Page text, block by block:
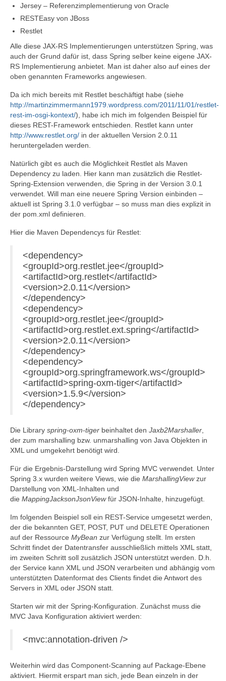
Jersey – Referenzimplementierung von Oracle
RESTEasy von JBoss
Restlet
Alle diese JAX-RS Implementierungen unterstützen Spring, was
auch der Grund dafür ist, dass Spring selber keine eigene JAX-
RS Implementierung anbietet. Man ist daher also auf eines der
oben genannten Frameworks angewiesen.
Da ich mich bereits mit Restlet beschäftigt habe (siehe
http://martinzimmermann1979.wordpress.com/2011/11/01/restlet-
rest-im-osgi-kontext/), habe ich mich im folgenden Beispiel für
dieses REST-Framework entschieden. Restlet kann unter
http://www.restlet.org/ in der aktuellen Version 2.0.11
heruntergeladen werden.
Natürlich gibt es auch die Möglichkeit Restlet als Maven
Dependency zu laden. Hier kann man zusätzlich die Restlet-
Spring-Extension verwenden, die Spring in der Version 3.0.1
verwendet. Will man eine neuere Spring Version einbinden –
aktuell ist Spring 3.1.0 verfügbar – so muss man dies explizit in
der pom.xml definieren.
Hier die Maven Dependencys für Restlet:
<dependency>
<groupId>org.restlet.jee</groupId>
<artifactId>org.restlet</artifactId>
<version>2.0.11</version>
</dependency>
<dependency>
<groupId>org.restlet.jee</groupId>
<artifactId>org.restlet.ext.spring</artifactId>
<version>2.0.11</version>
</dependency>
<dependency>
<groupId>org.springframework.ws</groupId>
<artifactId>spring-oxm-tiger</artifactId>
<version>1.5.9</version>
</dependency>
Die Library spring-oxm-tiger beinhaltet den Jaxb2Marshaller
der zum marshalling bzw. unmarshalling von Java Objekten in
XML und umgekehrt benötigt wird.
Für die Ergebnis-Darstellung wird Spring MVC verwendet. Unter
Spring 3.x wurden weitere Views, wie die MarshallingViewzur
Darstellung von XML-Inhalten und
die MappingJacksonJsonViewfür JSON-Inhalte, hinzugefügt.
Im folgenden Beispiel soll ein REST-Service umgesetzt werden,
der die bekannten GET, POST, PUT und DELETE Operationen
auf der Ressource MyBean zur Verfügung stellt. Im ersten
Schritt findet der Datentransfer ausschließlich mittels XML statt,
im zweiten Schritt soll zusätzlich JSON unterstützt werden. D.h.
der Service kann XML und JSON verarbeiten und abhängig vom
unterstützten Datenformat des Clients findet die Antwort des
Servers in XML oder JSON statt.
Starten wir mit der Spring-Konfiguration. Zunächst muss die
MVC Java Konfiguration aktiviert werden:
<mvc:annotation-driven />
Weiterhin wird das Component-Scanning auf Package-Ebene
aktiviert. Hiermit erspart man sich, jede Bean einzeln in der